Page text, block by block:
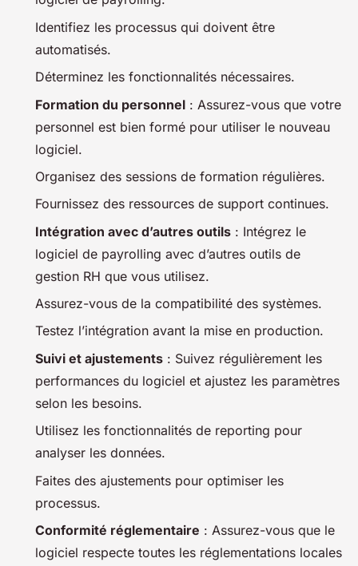
Identifiez les processus qui doivent être
automatisés.
Déterminez les fonctionnalités nécessaires.
Formation du personnel : Assurez-vous que votre
personnel est bien formé pour utiliser le nouveau
logiciel.
Organisez des sessions de formation régulières.
Fournissez des ressources de support continues.
Intégration avec d’autres outils : Intégrez le
logiciel de payrolling avec d’autres outils de
gestion RH que vous utilisez.
Assurez-vous de la compatibilité des systèmes.
Testez l’intégration avant la mise en production.
Suivi et ajustements : Suivez régulièrement les
performances du logiciel et ajustez les paramètres
selon les besoins.
Utilisez les fonctionnalités de reporting pour
analyser les données.
Faites des ajustements pour optimiser les
processus.
Conformité réglementaire : Assurez-vous que le
logiciel respecte toutes les réglementations locales